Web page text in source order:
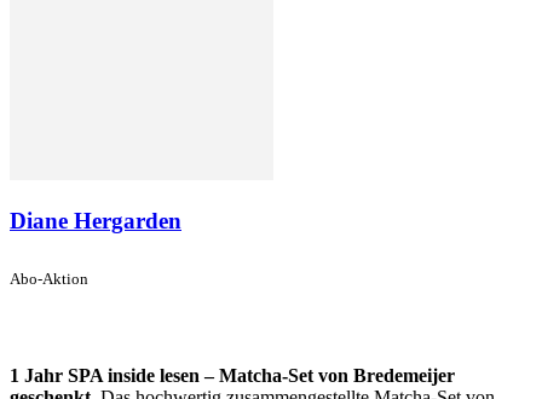
Diane Hergarden
Abo-Aktion
1 Jahr SPA inside lesen – Matcha-Set von Bredemeijer